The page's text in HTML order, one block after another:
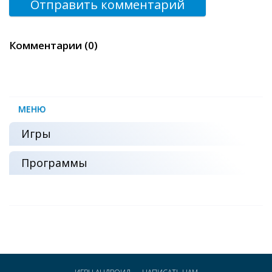
Отправить комментарий
Комментарии (0)
МЕНЮ
Игры
Программы